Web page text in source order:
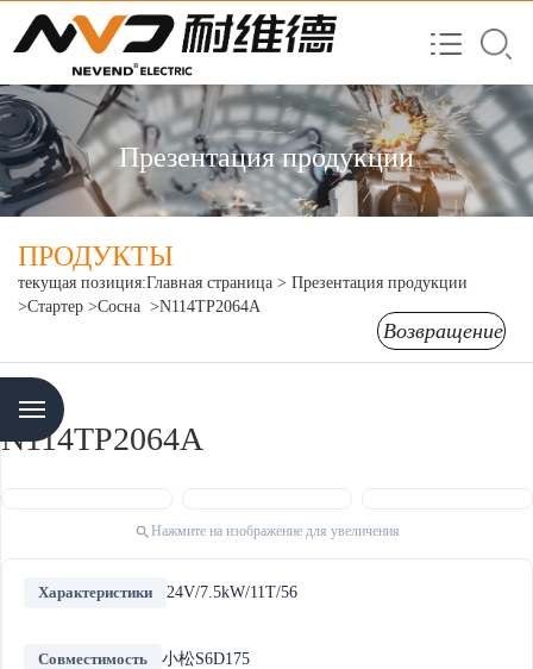
Презентация продукции
ПРОДУКТЫ
текущая позиция:Главная страница > Презентация продукции
>Стартер >Сосна >N114TP2064A
Возвращение
N114TP2064A
Нажмите на изображение для увеличения
Характеристики 24V/7.5kW/11T/56
Совместимость 小松S6D175